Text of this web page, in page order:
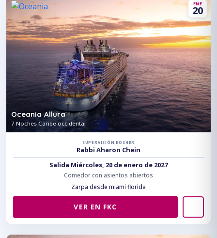
ENE
20
Oceania Allura
7 Noches Caribe occidental
SUPERVISIÓN KOSHER
Rabbi Aharon Chein
Salida Miércoles, 20 de enero de 2027
Comedor con asientos abiertos
Zarpa desde miami florida
VER EN FKC